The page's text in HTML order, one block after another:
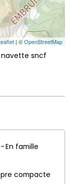
| ©OpenStreetMap
sncf
En famille
compacte